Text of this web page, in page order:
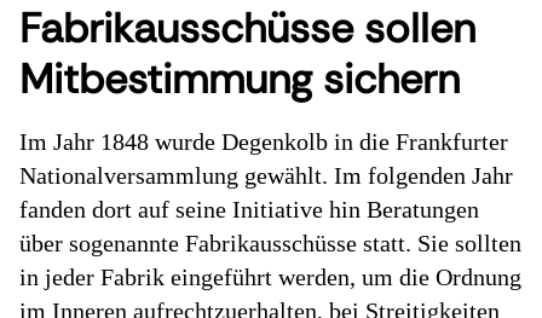
Fabrikausschüsse sollen
Mitbestimmung sichern
Im Jahr 1848 wurde Degenkolb in die Frankfurter
Nationalversammlung gewählt. Im folgenden Jahr
fanden dort auf seine Initiative hin Beratungen
über sogenannte Fabrikausschüsse statt. Sie sollten
in jeder Fabrik eingeführt werden, um die Ordnung
im Inneren aufrechtzuerhalten, bei Streitigkeiten